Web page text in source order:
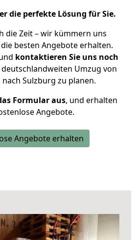
die perfekte Lösung für Sie.
die Zeit – wir kümmern uns
besten Angebote erhalten.
kontaktieren Sie uns noch
Umzug von
Sulzburg zu planen.
Formular aus, und erhalten
Angebote.
Angebote erhalten